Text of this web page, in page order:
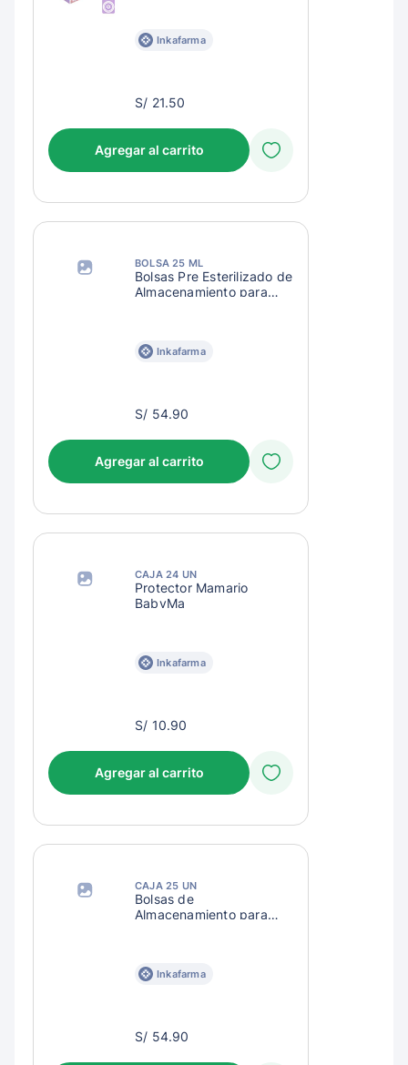
Inkafarma
S/
S/ 21.50
Agregar al carrito
BOLSA 25 ML
Bolsas Pre Esterilizado de
Almacenamiento para
Inkafarma
S/
S/ 54.90
Agregar al carrito
CAJA 24 UN
Protector Mamario
BabyMa
Inkafarma
S/
S/ 10.90
Agregar al carrito
CAJA 25 UN
Bolsas de
Almacenamiento para
Inkafarma
S/
S/ 54.90